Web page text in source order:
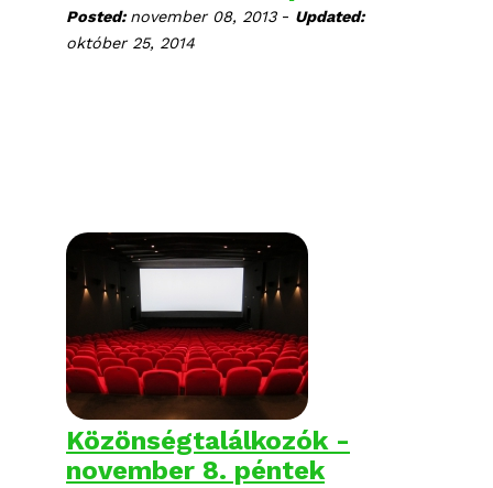
Posted:november 08, 2013 - Updated:
október 25, 2014
Közönségtalálkozók -
november 8. péntek